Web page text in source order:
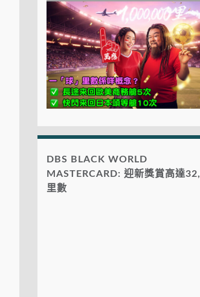
DBS BLACK WORLD
MASTERCARD: 迎新獎賞高達
里數